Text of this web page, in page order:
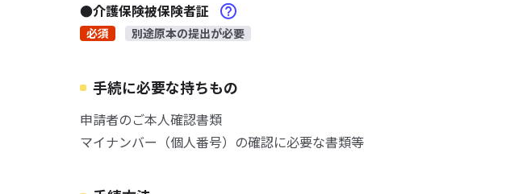
●介護保険被保険者証
必須 別途原本の提出が必要
手続に必要な持ちもの
申請者のご本人確認書類
マイナンバー（個人番号）の確認に必要な書類等